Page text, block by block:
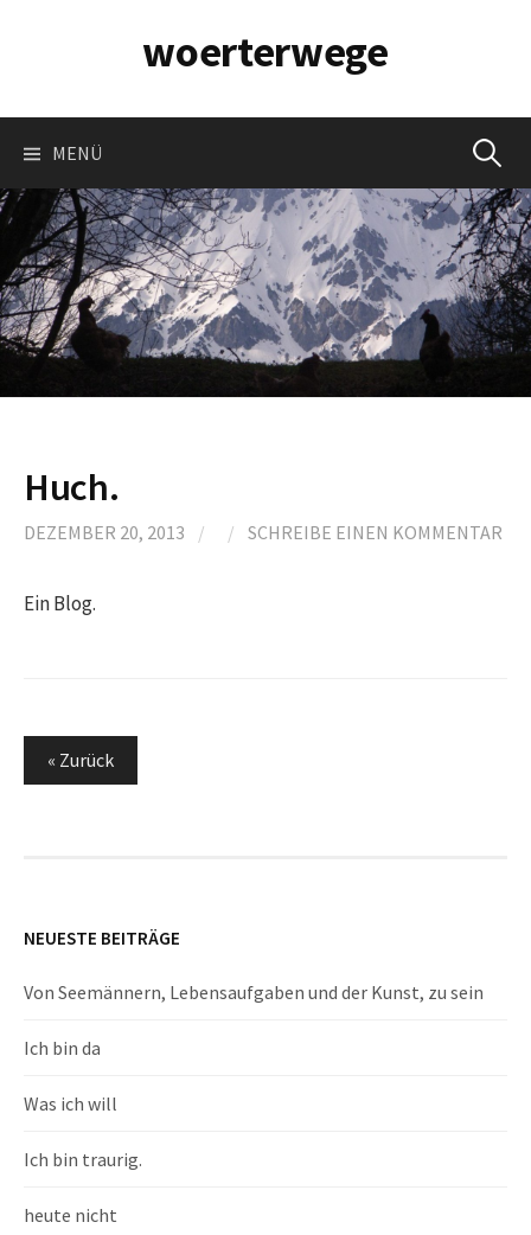
woerterwege
MENÜ Suchen
nach:
Huch.
DEZEMBER 20, 2013 / / SCHREIBE EINEN KOMMENTAR
Ein Blog.
Seitennummerierung
der
« Zurück
NEUESTE BEITRÄGE
Von Seemännern, Lebensaufgaben und der Kunst, zu sein
Ich bin da
Was ich will
Ich bin traurig.
heute nicht